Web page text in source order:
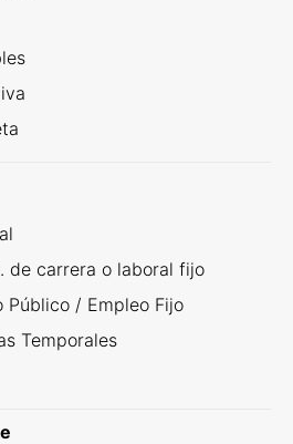
de carrera o laboral fijo
Público / Empleo Fijo
Temporales